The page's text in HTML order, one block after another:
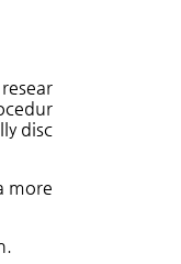
disc
more